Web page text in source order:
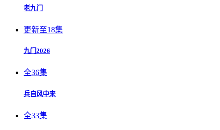
老九门
更新至18集
九门2026
全36集
兵自风中来
全33集